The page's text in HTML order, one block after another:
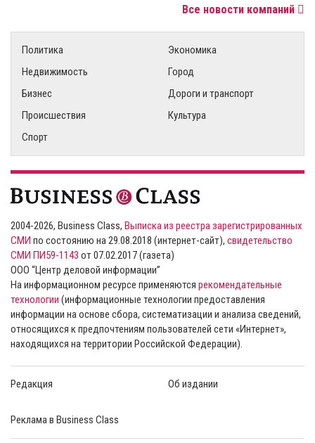
Все новости компаний
Политика
Экономика
Недвижимость
Город
Бизнес
Дороги и транспорт
Происшествия
Культура
Спорт
2004-2026, Business Class, Выписка из реестра зарегистрированных
СМИ по состоянию на 29.08.2018 (интернет-сайт), свидетельство
СМИ ПИ59-1143 от 07.02.2017 (газета)
ООО “Центр деловой информации”
На информационном ресурсе применяются рекомендательные
технологии (информационные технологии предоставления
информации на основе сбора, систематизации и анализа сведений,
относящихся к предпочтениям пользователей сети «Интернет»,
находящихся на территории Российской Федерации).
Редакция Об издании
Реклама в Business Class